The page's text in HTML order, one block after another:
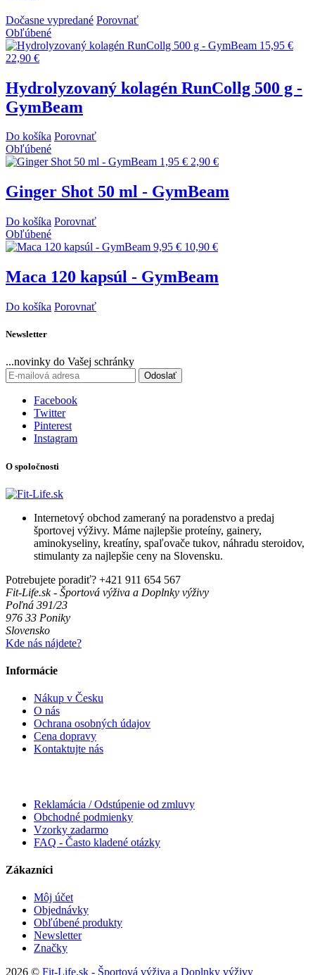
Dočasne vypredané Porovnať
Obľúbené
15,95 €
22,90 €
Hydrolyzovaný kolagén RunCollg 500 g -
GymBeam
Do košíka Porovnať
Obľúbené
1,95 € 2,90 €
Ginger Shot 50 ml - GymBeam
Do košíka Porovnať
Obľúbené
9,95 € 10,90 €
Maca 120 kapsúl - GymBeam
Do košíka Porovnať
Newsletter
...novinky do Vašej schránky
Odoslať
Facebook
Twitter
Pinterest
Instagram
O spoločnosti
Internetový obchod zameraný na poradenstvo a predaj
športovej výživy. Máme najlepšie proteíny, gainery,
aminokyseliny, kreatíny, spaľovače tukov, náhradu steroidov,
stimulanty za najlepšie ceny na Slovensku.
Potrebujete poradiť? +421 911 654 567
Fit-Life.sk - Športová výživa a Doplnky výživy
Poľná 391/23
976 33 Poniky
Slovensko
Kde nás nájdete?
Informácie
Nákup v Česku
O nás
Ochrana osobných údajov
Cena dopravy
Kontaktujte nás
Reklamácia / Odstúpenie od zmluvy
Obchodné podmienky
Vzorky zadarmo
FAQ - Často kladené otázky
Zákazníci
Môj účet
Objednávky
Obľúbené produkty
Newsletter
Značky
2026 © Fit-Life.sk - Športová výživa a Doplnky výživy